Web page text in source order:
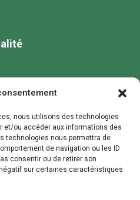
nous utilisons des technologies
et/ou accéder aux informations des
technologies nous permettra de
de navigation ou les ID
consentir ou de retirer son
sur certaines caractéristiques
lac du Der